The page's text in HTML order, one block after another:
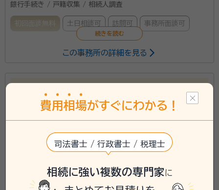
銀行手続き / 戸籍収集 / 相続人調査
初回面談無料 土日相談可 訪問可 事務所面談可
お客様の目線で分かりやすい説明を心がけています。
この事務所の詳細を見る
菊地智志行政書士事務所
費用 相場がすぐにわかる！
司法書士 / 行政書士 / 税理士
相続に強い複数の専門家に